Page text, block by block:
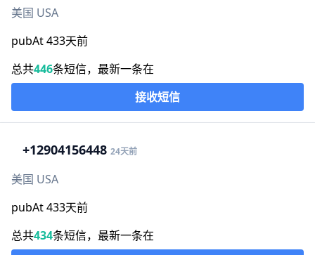
美国 USA
pubAt 433天前
总共446条短信，最新一条在
接收短信
+12904156448 24天前
美国 USA
pubAt 433天前
总共434条短信，最新一条在